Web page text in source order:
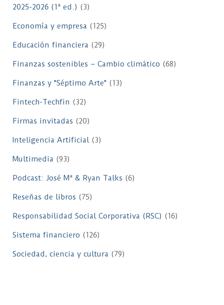
2025-2026 (1ª ed.) (3)
Economía y empresa (125)
Educación financiera (29)
Finanzas sostenibles – Cambio climático (68)
Finanzas y "Séptimo Arte" (13)
Fintech-Techfin (32)
Firmas invitadas (20)
Inteligencia Artificial(3)
Multimedia (93)
Podcast: José Mª & Ryan Talks (6)
Reseñas de libros (75)
Responsabilidad Social Corporativa (RSC) (16)
Sistema financiero (126)
Sociedad, ciencia y cultura (79)